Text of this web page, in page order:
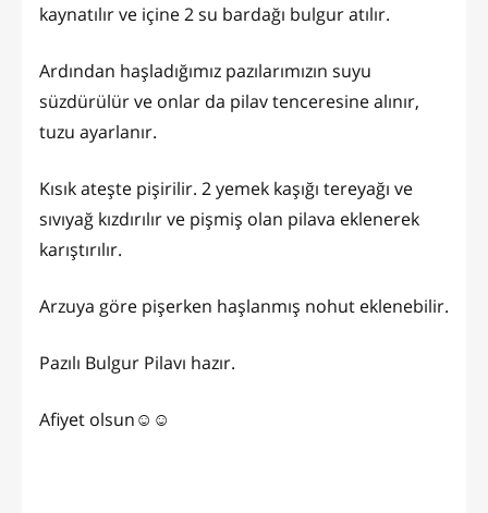
kaynatılır ve içine 2 su bardağı bulgur atılır.
Ardından haşladığımız pazılarımızın suyu
süzdürülür ve onlar da pilav tenceresine alınır,
tuzu ayarlanır.
Kısık ateşte pişirilir. 2 yemek kaşığı tereyağı ve
sıvıyağ kızdırılır ve pişmiş olan pilava eklenerek
karıştırılır.
Arzuya göre pişerken haşlanmış nohut eklenebilir.
Pazılı Bulgur Pilavı hazır.
Afiyet olsun☺️☺️